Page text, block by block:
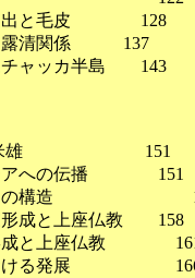
出と毛皮 128
清関係 137
ッカ半島 143
井米雄 151
への伝播 151
」の構造
と上座仏教 158
と上座仏教
ける発展